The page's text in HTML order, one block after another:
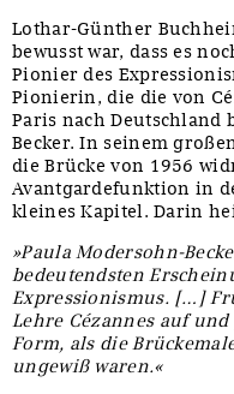
Lothar-Günther
bewusst war, dass es
Pionier des
Pionierin, die die von
Paris nach Deutschland
Becker. In seinem
die Brücke von 1956
Avantgardefunktion in
kleines Kapitel. Darin
»Paula Modersohn-
bedeutendsten
Expressionismus. […]
Lehre Cézannes auf
Form, als die
ungewiß waren.«